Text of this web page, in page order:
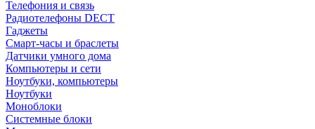
Телефония и связь
Радиотелефоны DECT
Гаджеты
Смарт-часы и браслеты
Датчики умного дома
Компьютеры и сети
Ноутбуки, компьютеры
Ноутбуки
Моноблоки
Системные блоки